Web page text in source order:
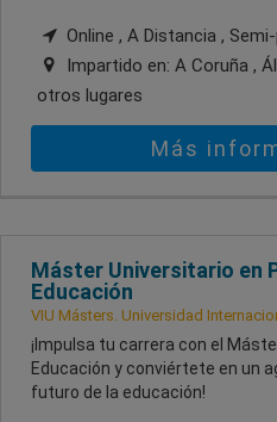
Online , A Distancia ,
Impartido en: A Coruña ,
otros lugares
Más
Máster Universitario en
Educación
VIU Másters. Universidad
¡Impulsa tu carrera con el
Educación y conviértete en un
futuro de la educación!